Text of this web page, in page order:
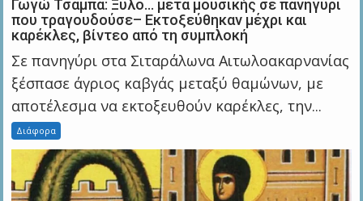
Γωγώ Τσαμπά: Ξύλο… μετά μουσικής σε πανηγύρι
που τραγουδούσε– Εκτοξεύθηκαν μέχρι και
καρέκλες, βίντεο από τη συμπλοκή
Σε πανηγύρι στα Σιταράλωνα Αιτωλοακαρνανίας
ξέσπασε άγριος καβγάς μεταξύ θαμώνων, με
αποτέλεσμα να εκτοξευθούν καρέκλες, την...
Διάφορα